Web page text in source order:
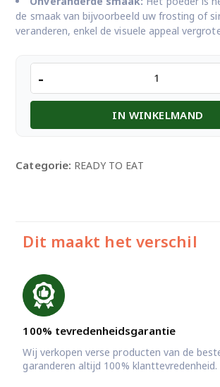
de smaak van bijvoorbeeld uw frosting of
veranderen, enkel de visuele appeal
red
food
-25
aantal
-
IN WINKELMAND
Categorie: READY TO EAT
Dit maakt het verschil
100% tevredenheidsgarantie
Wij verkopen verse producten van de
garanderen altijd 100% klanttevredenheid.